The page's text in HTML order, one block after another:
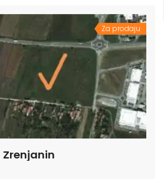
Za prodaju